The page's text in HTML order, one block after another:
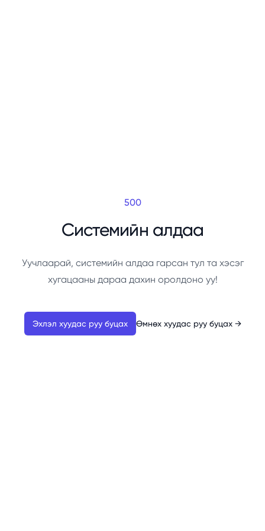
500
Системийн алдаа
Уучлаарай, системийн алдаа гарсан тул та хэсэг
хугацааны дараа дахин оролдоно уу!
Эхлэл хуудас руу буцах Өмнөх хуудас руу буцах →